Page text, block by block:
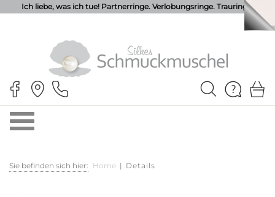
Ich liebe, was ich tue! Partnerringe. Verlobungsringe. Trauringe.
Sie befinden sich hier: Home | Details